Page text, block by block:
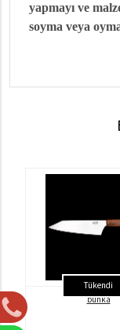
yapmayı ve
soyma veya
Tükendi
bunka